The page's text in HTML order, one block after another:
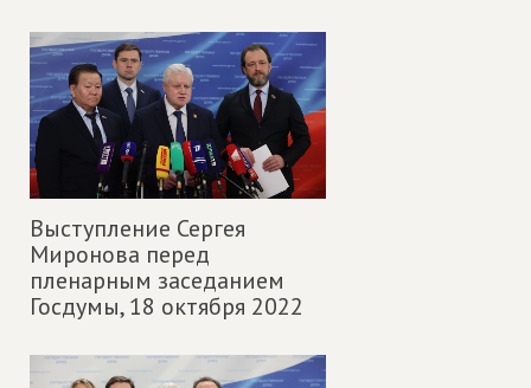
Выступление Сергея
Миронова перед
пленарным заседанием
Госдумы,18 октября 2022